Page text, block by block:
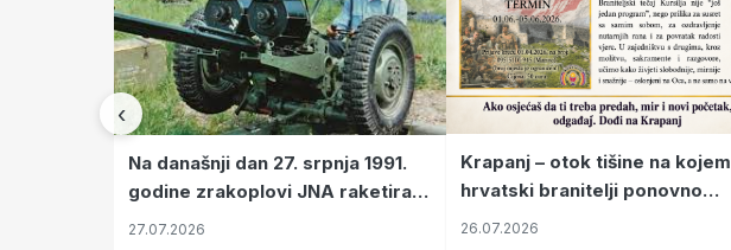
‹
Na današnji dan 27. srpnja 1991.
godine zrakoplovi JNA raketirali
su vojarnu i obučni centar "Nikola
27.07.2026
Krapanj – otok tišine na kojem
hrvatski branitelji ponovno
pronalaze mir
26.07.2026